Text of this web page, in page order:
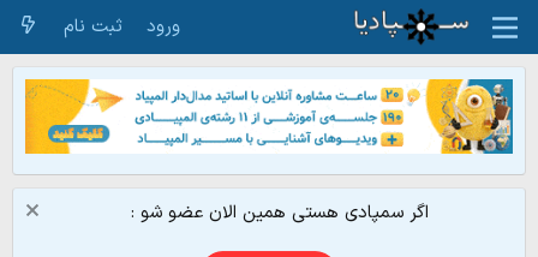
ورود ثبت نام
اگر سمپادی هستی همین الان عضو شو :